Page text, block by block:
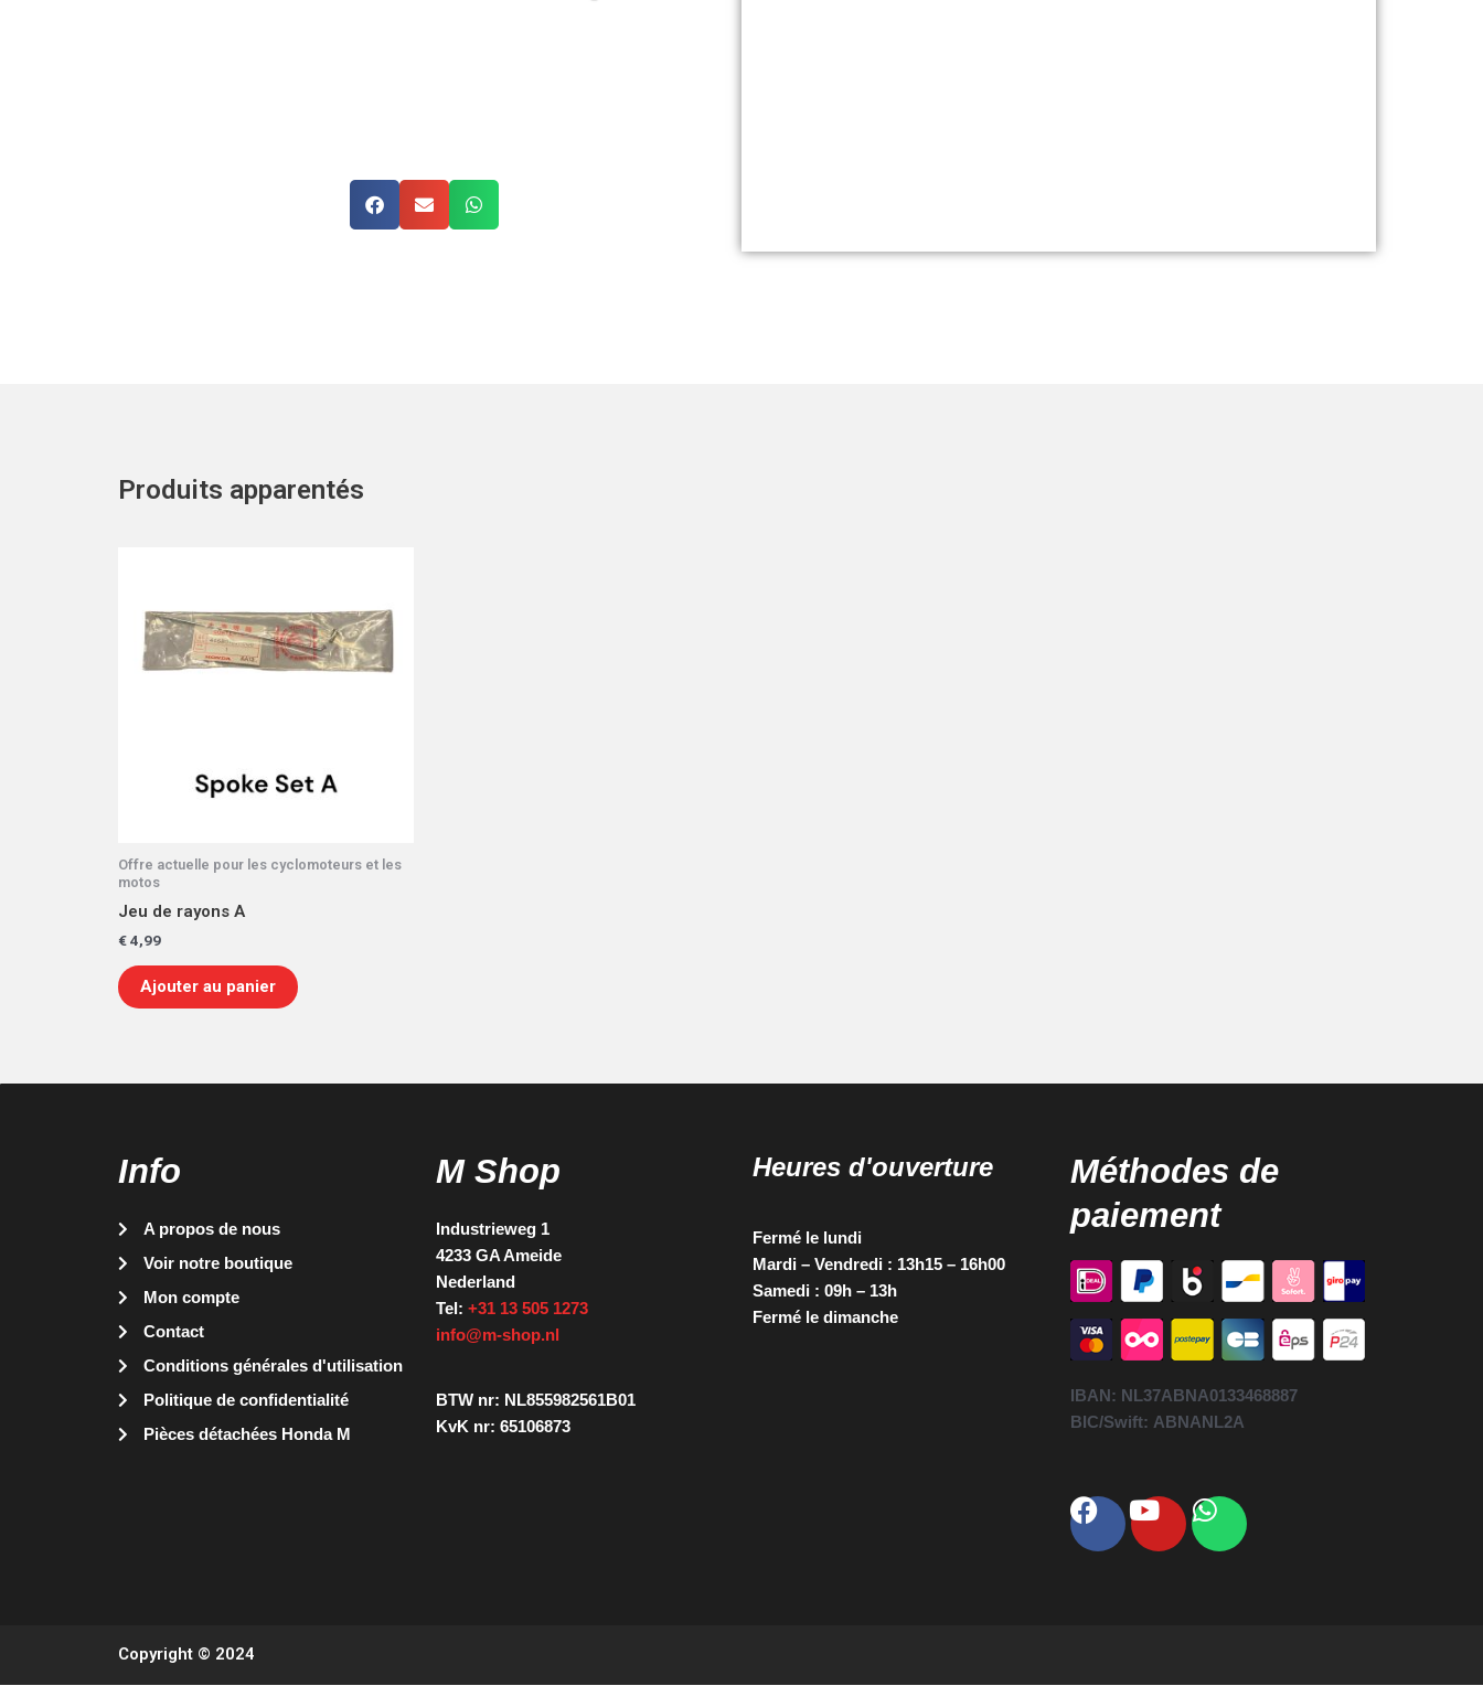
Produits apparentés
Offre actuelle pour les cyclomoteurs et les
motos
Jeu de rayons A
€4,99
Ajouter au panier
Info
A propos de nous
Voir notre boutique
Mon compte
Contact
Conditions générales d'utilisation
Politique de confidentialité
Pièces détachées Honda M
M Shop
Industrieweg 1
4233 GA Ameide
Nederland
Tel: +31 13 505 1273
info@m-shop.nl
BTW nr: NL855982561B01
KvK nr: 65106873
Heures d'ouverture
Fermé le lundi
Mardi – Vendredi : 13h15 – 16h00
Samedi : 09h – 13h
Fermé le dimanche
Méthodes de
paiement
IBAN: NL37ABNA0133468887
BIC/Swift: ABNANL2A
Facebook
YoutubeWhatsapp
Copyright © 2024